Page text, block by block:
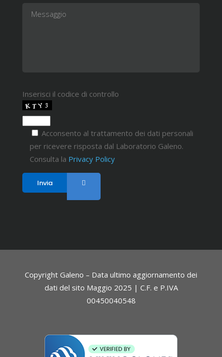
Inserisci il codice di controllo
Acconsento al trattamento dei dati personali
per ricevere risposta dal Laboratorio Galeno.
Consulta la Privacy Policy
Copyright Galeno – Data ultimo aggiornamento dei
dati del sito Maggio 2025 | C.F. e P.IVA
00450040548